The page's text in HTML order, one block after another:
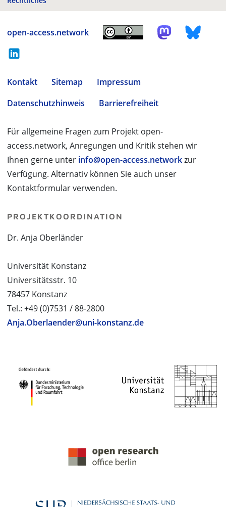
open-access.network
Kontakt Sitemap
Impressum
Datenschutzhinweis
Barrierefreiheit
Für allgemeine Fragen zum Projekt open-
access.network, Anregungen und Kritik stehen wir
Ihnen gerne unter info@open-access.networkzur
Verfügung. Alternativ können Sie auch unser
Kontaktformular verwenden.
PROJEKTKOORDINATION
Dr. Anja Oberländer
Universität Konstanz
Universitätsstr. 10
78457 Konstanz
Tel.: +49 (0)7531 / 88-2800
Anja.Oberlaender@uni-konstanz.de